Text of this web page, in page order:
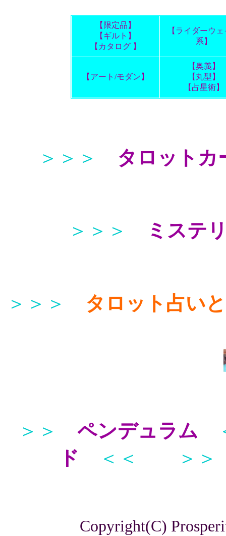
【限定品】
【ギルト】
【カタログ 】
【ライダーウ
系】
【アート/モダン】
【奥義】
【丸型】
【占星術】
＞＞＞ タロットカ
＞＞＞ ミステ
＞＞＞ タロット占い
＞＞ ペンデュラム
ド
＜＜ ＞＞
Copyright(C)